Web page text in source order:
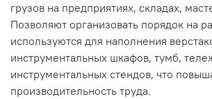
грузов на предприятиях, складах,
Позволяют организовать порядок на
используются для наполнения
инструментальных шкафов, тумб,
инструментальных стендов, что
производительность труда.